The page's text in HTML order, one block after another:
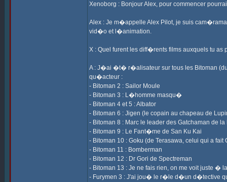
Xenoborg : Bonjour Alex, pour commencer
Alex : Je m�appelle Alex Pilot, je suis
vid�o et l�animation.
X : Quel furent les diff�rents films auxquels tu
A : J�ai �t� r�alisateur sur tous les Bitoman
qu�acteur :
- Bitoman 2 : Sailor Moule
- Bitoman 3 : L�homme masqu�
- Bitoman 4 et 5 : Albator
- Bitoman 6 : Jigen (le copain au chapeau de
- Bitoman 8 : Marc le leader des Gatchaman de
- Bitoman 9 : Le Fant�me de San Ku Kai
- Bitoman 10 : Goku (de Terasawa, celui qui a fait
- Bitoman 11 : Bomberman
- Bitoman 12 : Dr Gori de Spectreman
- Bitoman 13 : Je ne fais rien, on me voit juste
- Furymen 3 : J'ai jou� le r�le d�un d�tective